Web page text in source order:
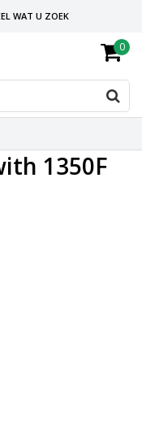
WAT U ZOEK
0
1350F